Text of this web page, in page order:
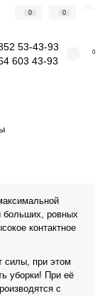
0 0
53-43-93
603 43-93
0
больших, ровных
контактное
силы, при этом
уборки! При её
с